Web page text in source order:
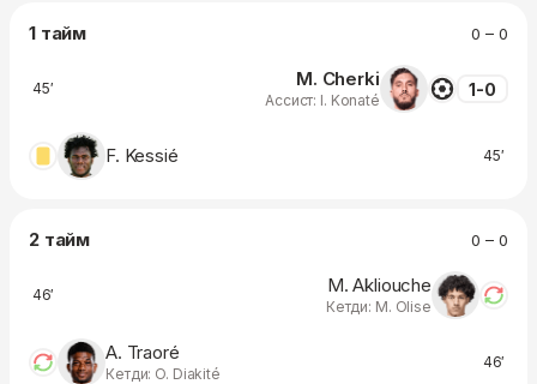
1 тайм 0 – 0
45′ M. Cherki
Ассист: I. Konaté
1-0
45′
F. Kessié
2 тайм 0 – 0
46′ M. Akliouche
Кетди: M. Olise
46′
A. Traoré
Кетди: O. Diakité